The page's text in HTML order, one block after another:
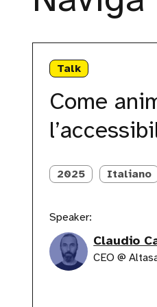
Talk
Come
animare
l’accessibilità
2025 Italiano
Speaker:
Claudio
CEO @